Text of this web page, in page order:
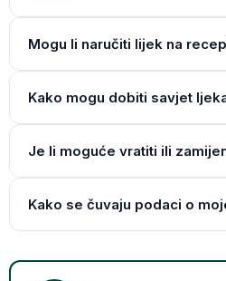
Mogu li naručiti lijek na
Kako mogu dobiti savjet
Je li moguće vratiti ili
Kako se čuvaju podaci o